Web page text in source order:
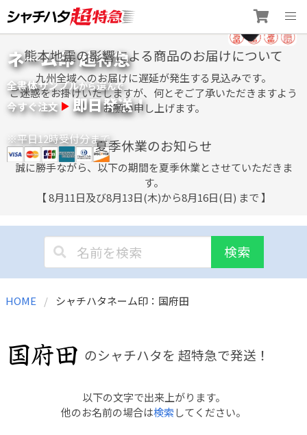
to
content
ネーム印 超特急
全書体サンプルから選んで
今すぐ注文 即日発送！
※平日12時受付分まで
熊本地震の影響による商品のお届けについて
九州全域へのお届けに遅延が発生する見込みです。
ご迷惑をお掛けいたしますが、何とぞご了承いただきますよう
お願い申し上げます。
夏季休業のお知らせ
誠に勝手ながら、以下の期間を夏季休業とさせていただきま
す。
【 8月11日及び8月13日(木)から8月16日(日) まで 】
検索
HOME シャチハタネーム印：国府田
のシャチハタを 超特急で発送！
以下の文字で出来上がります。
他のお名前の場合は検索してください。